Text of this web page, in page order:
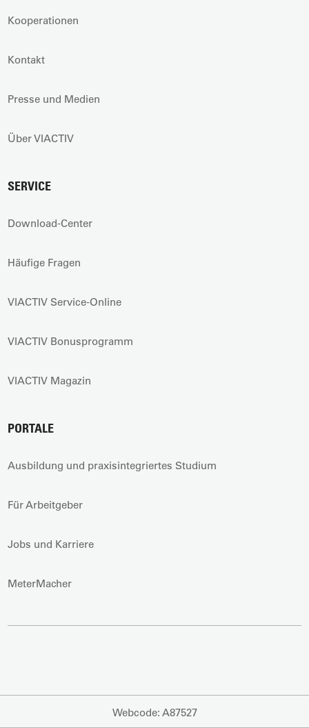
Kooperationen
Kontakt
Presse und Medien
Über VIACTIV
SERVICE
Download-Center
Häufige Fragen
VIACTIV Service-Online
VIACTIV Bonusprogramm
VIACTIV Magazin
PORTALE
Ausbildung und praxisintegriertes Studium
Für Arbeitgeber
Jobs und Karriere
MeterMacher
Webcode: A87527